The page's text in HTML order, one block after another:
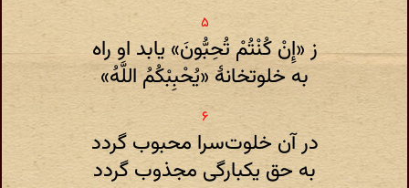
ز «إِنْ کُنْتُمْ تُحِبُّونَ» یابد او راه
به خلوتخانهٔ «يُحْبِبْکُمُ اللَّهُ»
در آن خلوت‌سرا محبوب گردد
به حق یکبارگی مجذوب گردد